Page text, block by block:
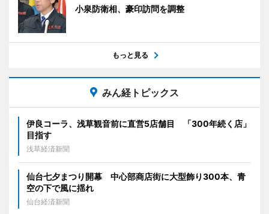
小泉防衛相、豪印訪問を調整
もっと見る
みん経トピックス
伊良コーラ、浅草観音前に直営5店舗目 「300年続く店」
目指す
浅草経済新聞
仙台七夕まつり開幕 中心部商店街に大型飾り300本、青
空の下で風に揺れ
仙台経済新聞